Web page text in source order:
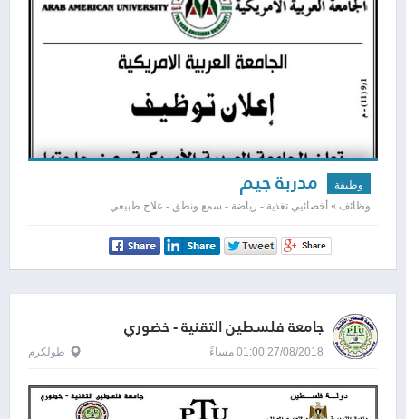
وظيفة مدربة جيم
وظائف » أخصائيي تغذية - رياضة - سمع ونطق - علاج طبيعي
جامعة فلسطين التقنية - خضوري
27/08/2018 01:00 مساءً طولكرم